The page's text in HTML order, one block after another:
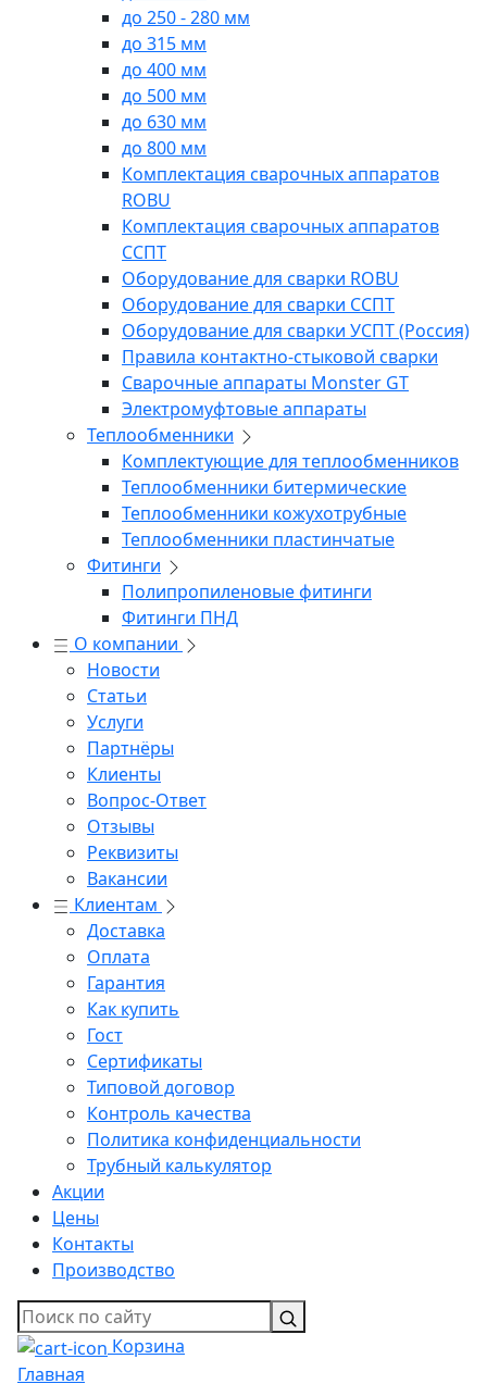
до 250 - 280 мм
до 315 мм
до 400 мм
до 500 мм
до 630 мм
до 800 мм
Комплектация сварочных аппаратов
ROBU
Комплектация сварочных аппаратов
ССПТ
Оборудование для сварки ROBU
Оборудование для сварки ССПТ
Оборудование для сварки УСПТ (Россия)
Правила контактно-стыковой сварки
Сварочные аппараты Monster GT
Электромуфтовые аппараты
Теплообменники
Комплектующие для теплообменников
Теплообменники битермические
Теплообменники кожухотрубные
Теплообменники пластинчатые
Фитинги
Полипропиленовые фитинги
Фитинги ПНД
О компании
Новости
Статьи
Услуги
Партнёры
Клиенты
Вопрос-Ответ
Отзывы
Реквизиты
Вакансии
Клиентам
Доставка
Оплата
Гарантия
Как купить
Гост
Сертификаты
Типовой договор
Контроль качества
Политика конфиденциальности
Трубный калькулятор
Акции
Цены
Контакты
Производство
Корзина
Главная